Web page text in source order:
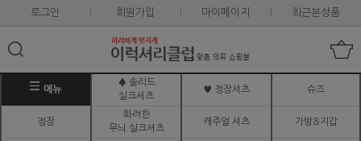
로그인 회원가입 마이페이지 최근본상품
메뉴
♠ 솔리드
실크셔츠
♥ 정장셔츠 슈즈
정장
화려한
무늬 실크셔츠
캐주얼 셔츠 가방&지갑